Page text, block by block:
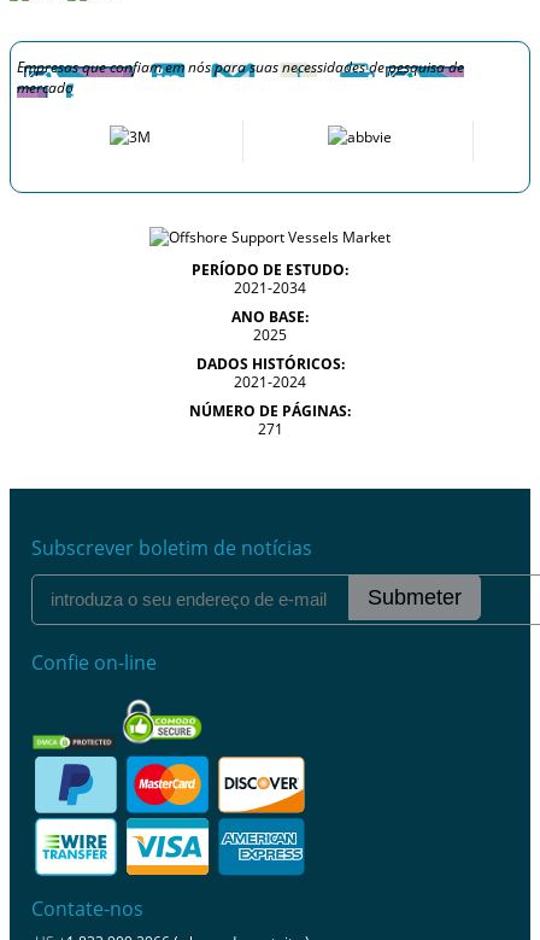
Empresas que confiam em nós para suas necessidades de pesquisa de
mercado
PERÍODO DE ESTUDO:
2021-2034
ANO BASE:
2025
DADOS HISTÓRICOS:
2021-2024
NÚMERO DE PÁGINAS:
271
Subscrever boletim de notícias
Submeter
Confie on-line
Contate-nos